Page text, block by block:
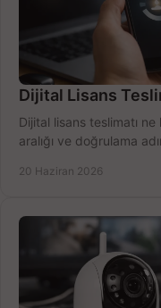
Dijital Lisans
Dijital lisans teslimatı
aralığı ve doğrulama
20 Haziran 2026